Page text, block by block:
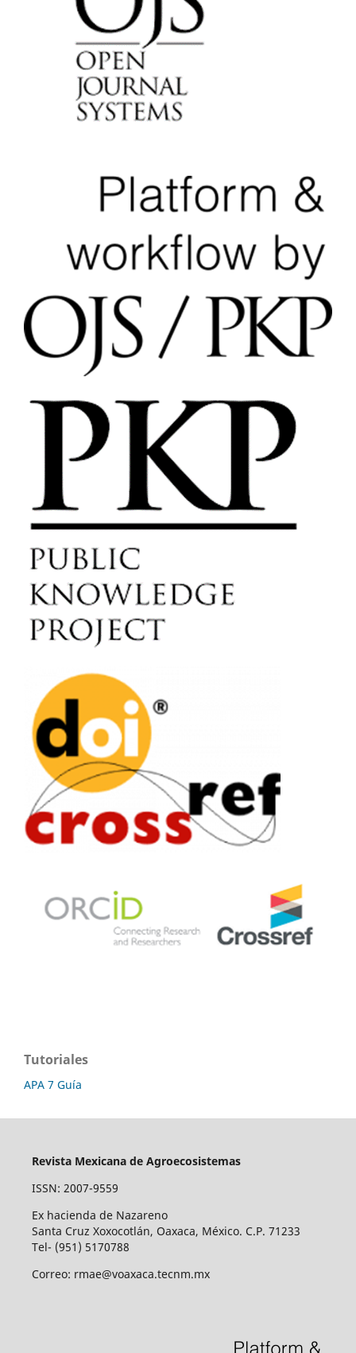
Tutoriales
APA 7 Guía
Revista Mexicana de Agroecosistemas
ISSN: 2007-9559
Ex hacienda de Nazareno
Santa Cruz Xoxocotlán, Oaxaca, México. C.P. 71233
Tel- (951) 5170788
Correo: rmae@voaxaca.tecnm.mx